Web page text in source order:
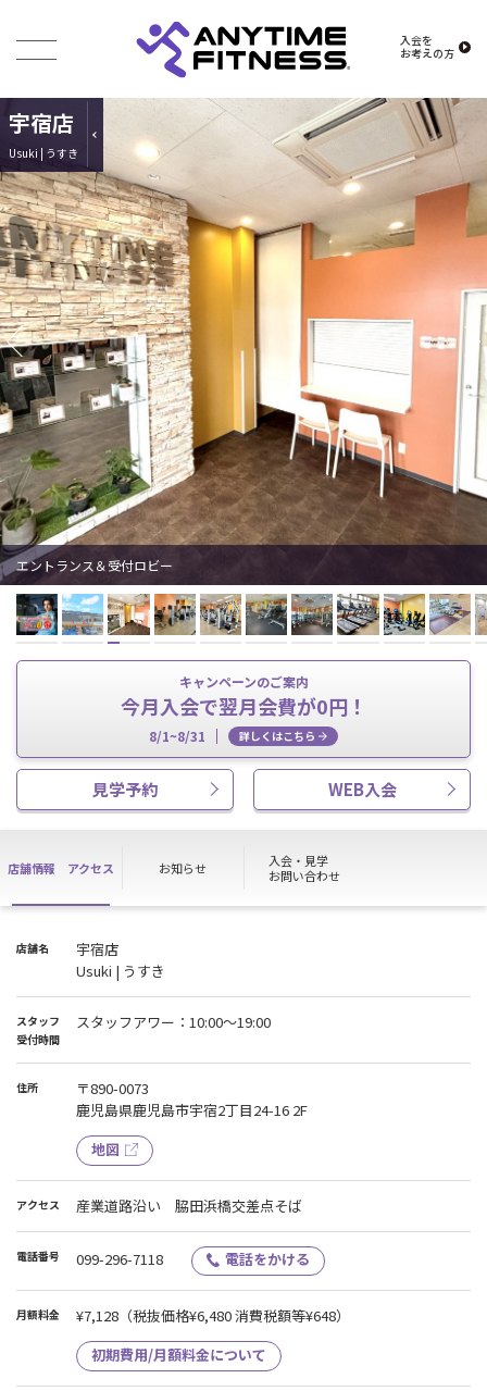
入会を
お考えの方
宇宿店
Usuki | うすき
エントランス＆受付ロビー
キャンペーンのご案内
今月入会で翌月会費が0円！
8/1~8/31 詳しくはこちら
見学予約 WEB入会
店舗情報 アクセス お知らせ
入会・見学
お問い合わせ
店舗名
宇宿店
Usuki | うすき
スタッフ
受付時間
スタッフアワー：10:00～19:00
住所
〒890-0073
鹿児島県鹿児島市宇宿2丁目24-16 2F
地図
アクセス 産業道路沿い 脇田浜橋交差点そば
電話番号 099-296-7118 電話をかける
月額料金 ¥7,128 （税抜価格¥6,480 消費税額等¥648）
初期費用/月額料金について